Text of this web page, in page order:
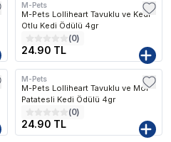
M-Pets
M-Pets Lolliheart Tavuklu ve Kedi
Otlu Kedi Ödülü 4gr
(0)
24.90 TL
M-Pets
M-Pets Lolliheart Tavuklu ve Mor
Patatesli Kedi Ödülü 4gr
(0)
24.90 TL